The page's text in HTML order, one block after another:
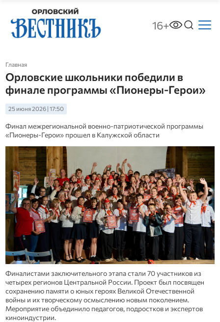
16+
Главная
Орловские школьники победили в
финале программы «Пионеры-Герои»
25 июня 2026 | 17:50
Финал межрегиональной военно-патриотической программы
«Пионеры-Герои» прошел в Калужской области
Финалистами заключительного этапа стали 70 участников из
четырех регионов Центральной России. Проект был посвящен
сохранению памяти о юных героях Великой Отечественной
войны и их творческому осмыслению новым поколением.
Мероприятие объединило педагогов, подростков и экспертов
киноиндустрии.